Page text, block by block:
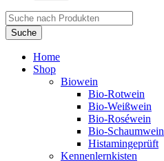
Products
search
Suche
Home
Shop
Biowein
Bio-Rotwein
Bio-Weißwein
Bio-Roséwein
Bio-Schaumwein
Histamingeprüft
Kennenlernkisten